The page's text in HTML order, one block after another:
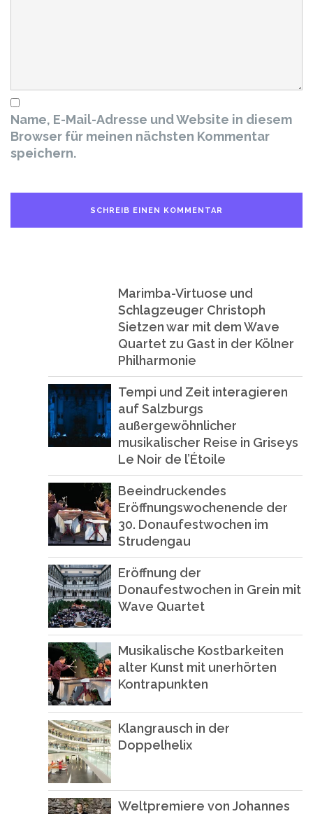
Name, E-Mail-Adresse und Website in diesem
Browser für meinen nächsten Kommentar
speichern.
Marimba-Virtuose und
Schlagzeuger Christoph
Sietzen war mit dem Wave
Quartet zu Gast in der Kölner
Philharmonie
Tempi und Zeit interagieren
auf Salzburgs
außergewöhnlicher
musikalischer Reise in Griseys
Le Noir de l’Étoile
Beeindruckendes
Eröffnungswochenende der
30. Donaufestwochen im
Strudengau
Eröffnung der
Donaufestwochen in Grein mit
Wave Quartet
Musikalische Kostbarkeiten
alter Kunst mit unerhörten
Kontrapunkten
Klangrausch in der
Doppelhelix
Weltpremiere von Johannes